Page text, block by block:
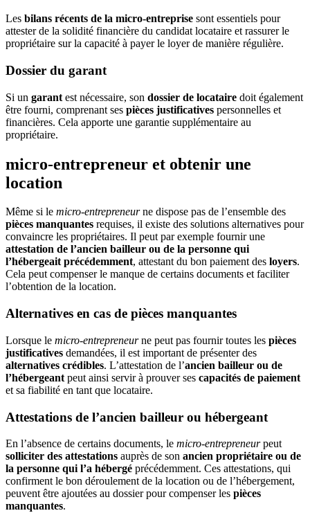
Les bilans récents de la micro-entreprise sont essentiels pour
attester de la solidité financière du candidat locataire et rassurer le
propriétaire sur la capacité à payer le loyer de manière régulière.
Dossier du garant
Si un garant est nécessaire, son dossier de locataire doit également
être fourni, comprenant ses pièces justificatives personnelles et
financières. Cela apporte une garantie supplémentaire au
propriétaire.
micro-entrepreneur et obtenir une
location
Même si le micro-entrepreneurne dispose pas de l’ensemble des
pièces manquantes requises, il existe des solutions alternatives pour
convaincre les propriétaires. Il peut par exemple fournir une
attestation de l’ancien bailleur ou de la personne qui
l’hébergeait précédemment, attestant du bon paiement des loyers.
Cela peut compenser le manque de certains documents et faciliter
l’obtention de la location.
Alternatives en cas de pièces manquantes
Lorsque le micro-entrepreneurne peut pas fournir toutes les pièces
justificatives demandées, il est important de présenter des
alternatives crédibles. L’attestation de l’ancien bailleur ou de
l’hébergeant peut ainsi servir à prouver ses capacités de paiement
et sa fiabilité en tant que locataire.
Attestations de l’ancien bailleur ou hébergeant
En l’absence de certains documents, le micro-entrepreneurpeut
solliciter des attestations auprès de son ancien propriétaire ou de
la personne qui l’a hébergé précédemment. Ces attestations, qui
confirment le bon déroulement de la location ou de l’hébergement,
peuvent être ajoutées au dossier pour compenser les pièces
manquantes.